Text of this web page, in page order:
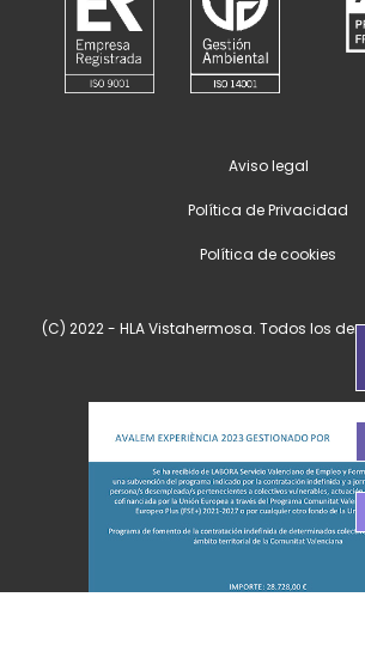
(C) 2022 - HLA Vistahermosa. Todos los
Aviso legal
Política de Privacidad
Política de cookies